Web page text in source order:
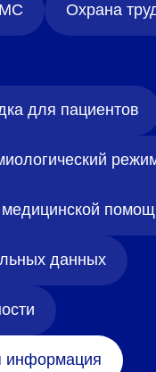
Охрана
для пациентов
данных
информация